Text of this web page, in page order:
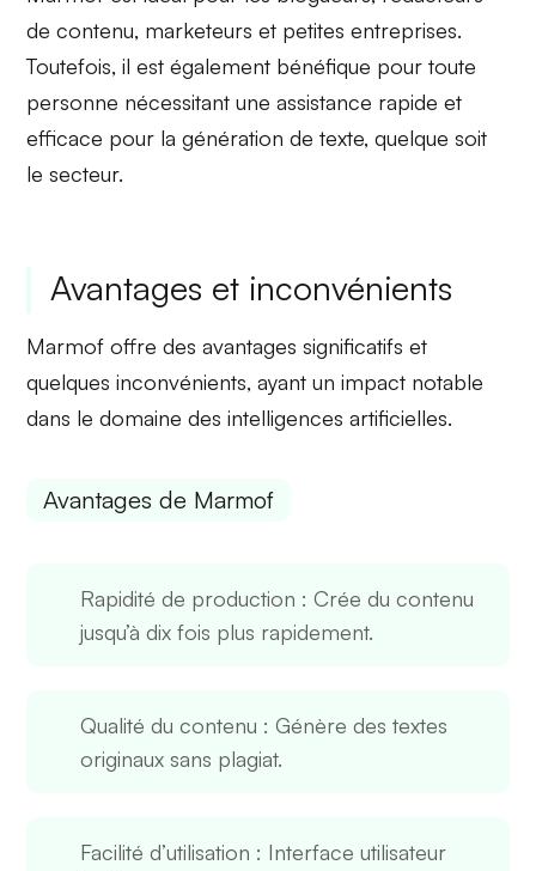
de contenu, marketeurs et petites entreprises.
Toutefois, il est également bénéfique pour toute
personne nécessitant une assistance rapide et
efficace pour la génération de texte, quelque soit
le secteur.
Avantages et inconvénients
Marmof offre des avantages significatifs et
quelques inconvénients, ayant un impact notable
dans le domaine des intelligences artificielles.
Avantages de Marmof
Rapidité de production : Crée du contenu
jusqu’à dix fois plus rapidement.
Qualité du contenu : Génère des textes
originaux sans plagiat.
Facilité d’utilisation : Interface utilisateur